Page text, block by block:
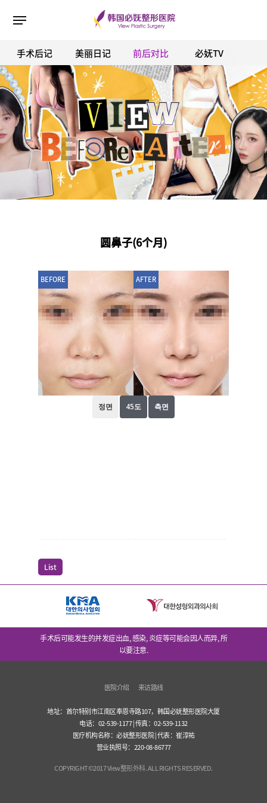
ESC 버튼을 누르면 검색창을 닫을 수 있습니다.
手术后记 美丽日记 前后对比 必妩TV
圆鼻子(6个月)
BEFORE AFTER
List
手术后可能发生的并发症出血, 感染, 炎症等可能会因人而异, 所
以要注意.
医院介绍 来访路线
地址：首尔特别市江南区奉恩寺路107，韩国必妩整形医院大厦
电话：02-539-1177 | 传真：02-539-1132
医疗机构名称：必妩整形医院 | 代表：崔淳祐
营业执照号：220-08-86777
COPYRIGHT©2017 View整形外科. ALL RIGHTS RESERVED.